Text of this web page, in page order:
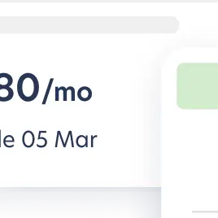
法人旅行者向けの柔軟な条件と快適な
住宅。
BG for Business発見する